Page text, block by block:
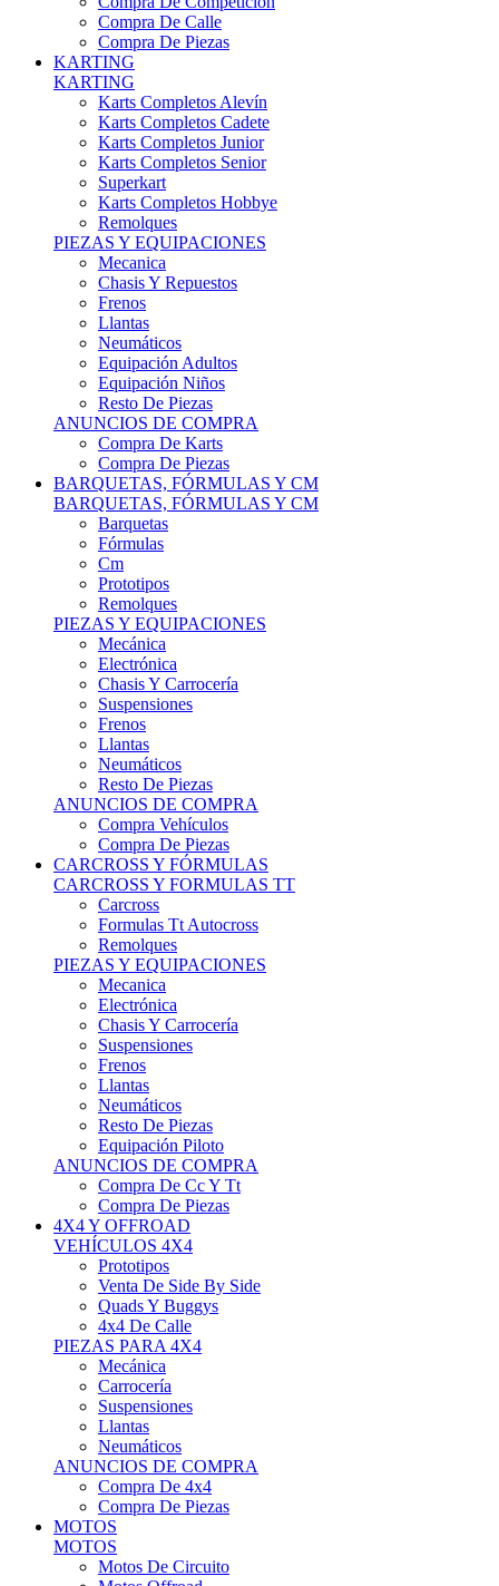
Compra De Calle
Compra De Piezas
KARTING
KARTING
Karts Completos Alevín
Karts Completos Cadete
Karts Completos Junior
Karts Completos Senior
Superkart
Karts Completos Hobbye
Remolques
PIEZAS Y EQUIPACIONES
Mecanica
Chasis Y Repuestos
Frenos
Llantas
Neumáticos
Equipación Adultos
Equipación Niños
Resto De Piezas
ANUNCIOS DE COMPRA
Compra De Karts
Compra De Piezas
BARQUETAS, FÓRMULAS Y CM
BARQUETAS, FÓRMULAS Y CM
Barquetas
Fórmulas
Cm
Prototipos
Remolques
PIEZAS Y EQUIPACIONES
Mecánica
Electrónica
Chasis Y Carrocería
Suspensiones
Frenos
Llantas
Neumáticos
Resto De Piezas
ANUNCIOS DE COMPRA
Compra Vehículos
Compra De Piezas
CARCROSS Y FÓRMULAS
CARCROSS Y FORMULAS TT
Carcross
Formulas Tt Autocross
Remolques
PIEZAS Y EQUIPACIONES
Mecanica
Electrónica
Chasis Y Carrocería
Suspensiones
Frenos
Llantas
Neumáticos
Resto De Piezas
Equipación Piloto
ANUNCIOS DE COMPRA
Compra De Cc Y Tt
Compra De Piezas
4X4 Y OFFROAD
VEHÍCULOS 4X4
Prototipos
Venta De Side By Side
Quads Y Buggys
4x4 De Calle
PIEZAS PARA 4X4
Mecánica
Carrocería
Suspensiones
Llantas
Neumáticos
ANUNCIOS DE COMPRA
Compra De 4x4
Compra De Piezas
MOTOS
MOTOS
Motos De Circuito